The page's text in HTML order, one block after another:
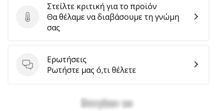
Στείλτε κριτική για το προϊόν
Στείλτε κριτική για το προϊόν
Θα θέλαμε να διαβάσουμε τη γνώμη
σας
Ερωτήσεις
Ερωτήσεις
Ρωτήστε μας ό,τι θέλετε